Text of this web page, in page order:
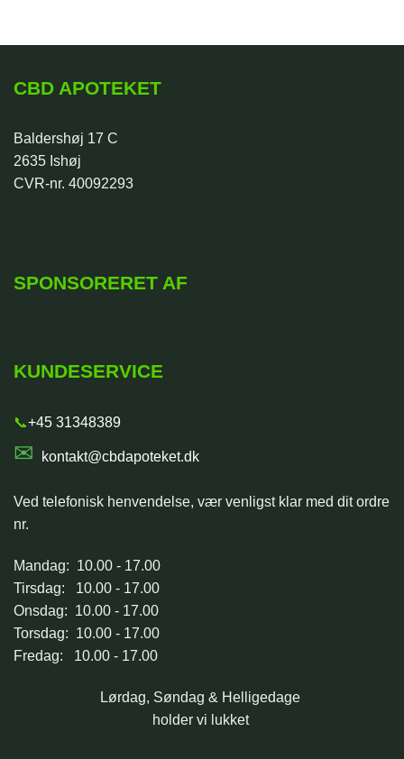
CBD APOTEKET
Baldershøj 17 C
2635 Ishøj
CVR-nr. 40092293
SPONSORERET AF
KUNDESERVICE
📞+45 31348389
✉ kontakt@cbdapoteket.dk
Ved telefonisk henvendelse, vær venligst klar med dit ordre
nr.
Mandag: 10.00 - 17.00
Tirsdag: 10.00 - 17.00
Onsdag: 10.00 - 17.00
Torsdag: 10.00 - 17.00
Fredag: 10.00 - 17.00
Lørdag, Søndag & Helligedage
holder vi lukket